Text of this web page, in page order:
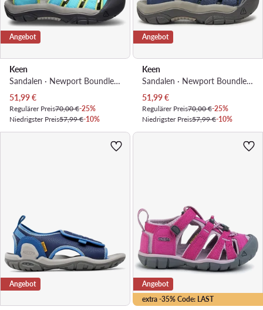
Angebot
Keen
Sandalen · Newport Boundless Sandal 1028783 · Blau
Aktueller Preis
51,99€
Regulärer Preis70,00 €-25%
Niedrigster Preis57,99 €-10%
Angebot
Keen
Sandalen · Newport Boundless 1028781 · Dunkelblau
Aktueller Preis
51,99€
Regulärer Preis70,00 €-25%
Niedrigster Preis57,99 €-10%
Angebot
extra -35% Code: LAST
Angebot